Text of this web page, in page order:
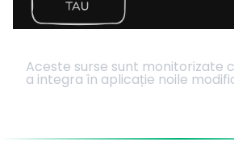
Aceste surse sunt monitorizate
a integra în aplicație noile